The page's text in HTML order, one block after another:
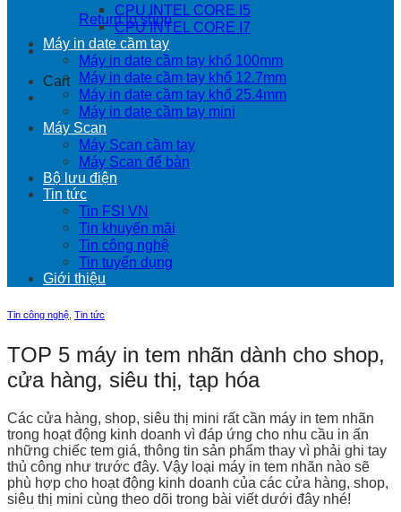
Return to shop
Cart
CPU INTEL CORE I5
CPU INTEL CORE I7
Máy in date cầm tay
Máy in date cầm tay khổ 100mm
Máy in date cầm tay khổ 12.7mm
Máy in date cầm tay khổ 25.4mm
Máy in date cầm tay mini
Máy Scan
Máy Scan cầm tay
Máy Scan để bàn
Bộ lưu điện
Tin tức
Tin FSI VN
Tin khuyến mãi
Tin công nghệ
Tin tuyển dụng
Giới thiệu
Tin công nghệ Tin tức
TOP 5 máy in tem nhãn dành cho shop,
cửa hàng, siêu thị, tạp hóa
Các cửa hàng, shop, siêu thị mini rất cần máy in tem nhãn
trong hoạt động kinh doanh vì đáp ứng cho nhu cầu in ấn
những chiếc tem giá, thông tin sản phẩm thay vì phải ghi tay
thủ công như trước đây. Vậy loại máy in tem nhãn nào sẽ
phù hợp cho hoạt động kinh doanh của các cửa hàng, shop,
siêu thị mini cùng theo dõi trong bài viết dưới đây nhé!